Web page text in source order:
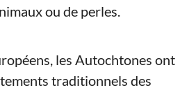
ou de perles.
les Autochtones ont
traditionnels des